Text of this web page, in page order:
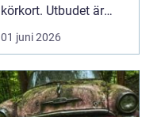
körkort. Utbudet är
stort, prise...
01 juni 2026